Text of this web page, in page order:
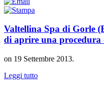
Valtellina Spa di Gorle
di aprire una procedura
on 19 Settembre 2013.
Leggi tutto